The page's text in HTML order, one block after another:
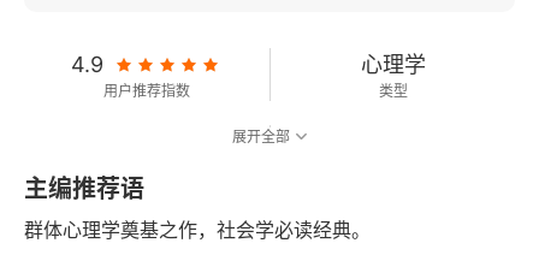
4.9
用户推荐指数
心理学
类型
107千字
字数
2023-11-01
展开全部
主编推荐语
群体心理学奠基之作，社会学必读经典。